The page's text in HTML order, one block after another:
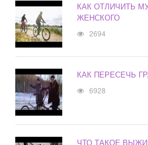
КАК ОТЛИЧИТЬ
ЖЕНСКОГО
2694
КАК ПЕРЕСЕЧЬ
6928
ЧТО ТАКОЕ